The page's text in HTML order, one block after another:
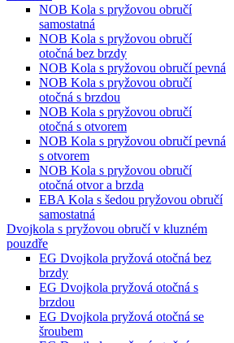
NOB Kola s pryžovou obručí
samostatná
NOB Kola s pryžovou obručí
otočná bez brzdy
NOB Kola s pryžovou obručí pevná
NOB Kola s pryžovou obručí
otočná s brzdou
NOB Kola s pryžovou obručí
otočná s otvorem
NOB Kola s pryžovou obručí pevná
s otvorem
NOB Kola s pryžovou obručí
otočná otvor a brzda
EBA Kola s šedou pryžovou obručí
samostatná
Dvojkola s pryžovou obručí v kluzném
pouzdře
EG Dvojkola pryžová otočná bez
brzdy
EG Dvojkola pryžová otočná s
brzdou
EG Dvojkola pryžová otočná se
šroubem